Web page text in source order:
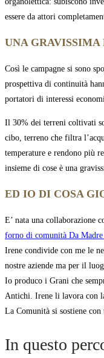
essere da attori
UNA GRAVISSIMA
Così le campagne si sono
prospettiva di continuità
portatori di interessi
Il 30% dei terreni coltivati
cibo, terreno che filtra
temperature e rendono più
insieme di cose è una
ED IO DI COSA
E’ nata una collaborazione
forno di comunità Da
Irene condivide con me le
nostre aziende ma per il
Io produco i Grani che
Antichi. Irene li lavora con
La Comunità si sostiene
In questo